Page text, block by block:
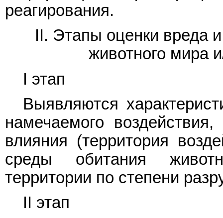
реагирования.
II. Этапы оценки вреда
животного мира
I этап
Выявляются
намечаемого
влияния (территория
среды обитания
территории по степени
II этап